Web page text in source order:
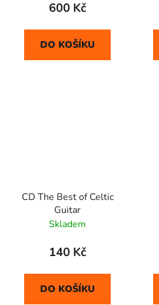
600 Kč
DO KOŠÍKU
CD The Best of Celtic
Guitar
Skladem
140 Kč
DO KOŠÍKU